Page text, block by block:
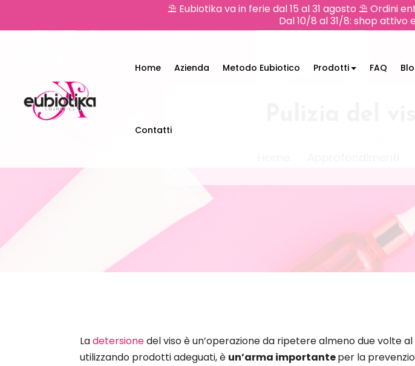
⛱️ Eubiotika va in ferie dal 15 al 31 agosto ⛱️ Ordini
Dal 10/8 al 31/8: shop attivo
Home Azienda Metodo Eubiotico Prodotti FAQ
Contatti
Ladetersionedel viso è un’operazione da ripetere almeno due volte
utilizzando prodotti adeguati, è un’arma importanteper la